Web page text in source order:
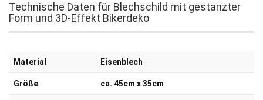
Technische Daten für Blechschild mit gestanzter
Form und 3D-Effekt Bikerdeko
Material Eisenblech
Größe ca. 45cm x 35cm